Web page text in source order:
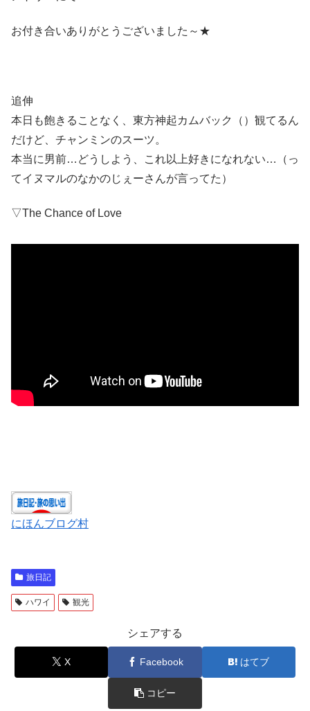
お付き合いありがとうございました～★
追伸
本日も飽きることなく、東方神起カムバック（）観てるん
だけど、チャンミンのスーツ。
本当に男前…どうしよう、これ以上好きになれない…（っ
てイヌマルのなかのじぇーさんが言ってた）
▽The Chance of Love
にほんブログ村
旅日記
ハワイ 観光
シェアする
X Facebook はてブ
コピー